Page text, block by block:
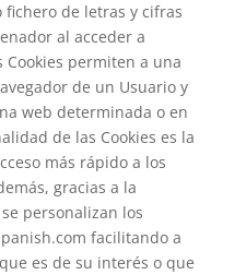
fichero de letras y cifras
al acceder a
Cookies permiten a una
de un Usuario y
web determinada o en
de las Cookies es la
más rápido a los
gracias a la
personalizan los
facilitando a
es de su interés o que